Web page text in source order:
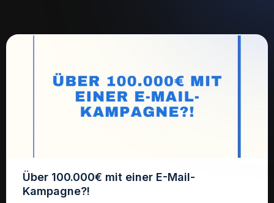
Über 100.000€ mit einer E-Mail-
Kampagne?!